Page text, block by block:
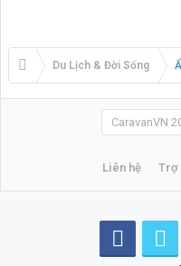
Du Lịch & Đời Sống
CaravanVN
Liên hệ Trợ